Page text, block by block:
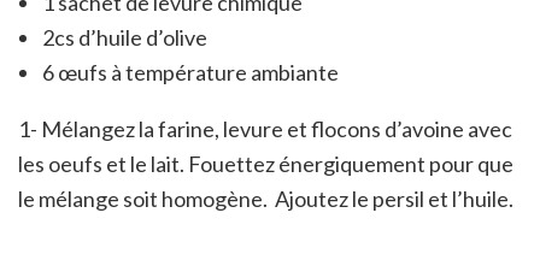
2cs d’huile d’olive
6 œufs à température ambiante
1- Mélangez la farine, levure et flocons d’avoine avec
les oeufs et le lait. Fouettez énergiquement pour que
le mélange soit homogène. Ajoutez le persil et l’huile.